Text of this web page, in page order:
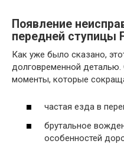
Появление
передней ступицы
Как уже было сказано,
долговременной
моменты, которые
частая езда в
брутальное
особенностей